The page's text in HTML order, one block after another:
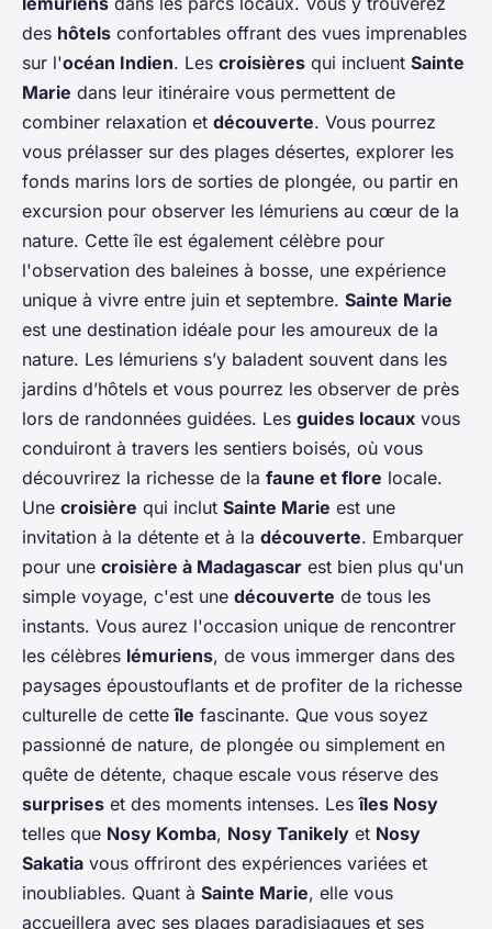
des hôtels confortables offrant des vues imprenables
sur l'océan Indien. Les croisières qui incluent Sainte
Marie dans leur itinéraire vous permettent de
combiner relaxation et découverte. Vous pourrez
vous prélasser sur des plages désertes, explorer les
fonds marins lors de sorties de plongée, ou partir en
excursion pour observer les lémuriens au cœur de la
nature. Cette île est également célèbre pour
l'observation des baleines à bosse, une expérience
unique à vivre entre juin et septembre. Sainte Marie
est une destination idéale pour les amoureux de la
nature. Les lémuriens s’y baladent souvent dans les
jardins d’hôtels et vous pourrez les observer de près
lors de randonnées guidées. Les guides locaux vous
conduiront à travers les sentiers boisés, où vous
découvrirez la richesse de la faune et flore locale.
Une croisière qui inclut Sainte Marie est une
invitation à la détente et à la découverte. Embarquer
pour une croisière à Madagascar est bien plus qu'un
simple voyage, c'est une découverte de tous les
instants. Vous aurez l'occasion unique de rencontrer
les célèbres lémuriens, de vous immerger dans des
paysages époustouflants et de profiter de la richesse
culturelle de cetteîle fascinante. Que vous soyez
passionné de nature, de plongée ou simplement en
quête de détente, chaque escale vous réserve des
surprises et des moments intenses. Lesîles Nosy
telles que Nosy Komba, Nosy Tanikely et Nosy
Sakatia vous offriront des expériences variées et
inoubliables. Quant à Sainte Marie, elle vous
accueillera avec ses plages paradisiaques et ses